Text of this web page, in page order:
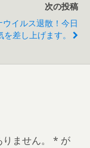
次の投稿
ウイルス退散！今日
を差し上げます。
ません。 * が